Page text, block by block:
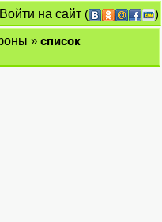
Войти на сайт (
)
» список